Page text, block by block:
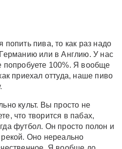
попить пива, то как раз надо
или в Англию. У нас
попробуете 100%. Я вообще
приехал оттуда, наше пиво
культ. Вы просто не
что творится в пабах,
футбол. Он просто полон и
рекой. Оно нереально